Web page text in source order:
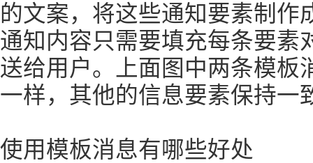
的文案，将这些通知要素制作
通知内容只需要填充每条要素
送给用户。上面图中两条模板
一样，其他的信息要素保持一
使用模板消息有哪些好处